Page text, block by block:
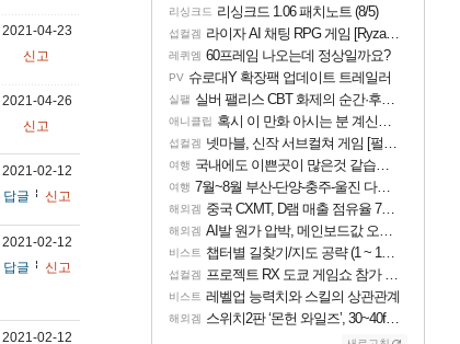
2021-04-23
신고
2021-04-26
신고
2021-02-12
답글
신고
2021-02-12
답글
신고
2021-02-12
리싱크드 리싱크드 1.06 패치노트 (8/5)
섭컬겜 라이자 AI 채팅 RPG 게임 [RyzaChat: AI] 공개
레퀴엠 60프레임 나오는데 정상일까요?
PV 슈로대Y 확장팩 업데이트 트레일러
실팰 실버 팰리스 CBT 화제의 순간·후기 모음
애니클립 혹시 이 만화 아시는 분 계신가요
섭컬겜 넷마블, 신작 서브컬쳐 게임 [펄 인 블루] 티저 사이트 오픈
여행 국내에도 이쁜곳이 많은것 같습니다
여행 7월~8월 부산-단양-충주-울진 다녀왔어요~
해외겜 중국 CXMT, D램 매출 점유율 7%…글로벌 4위로 부상
해외겜 AI발 원가 압박, 메인보드값 오르나
비스트 챕터별 길찾기/지도 공략 (1 ~ 12장)
섭컬겜 프로젝트 RX 도쿄 게임쇼 참가 결정
비스트 레벨업 능력치와 스킬의 상관관계
해외겜 스위치2판 ‘몬헌 와일즈’, 30~40fps 목표 추정